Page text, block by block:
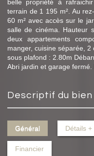
belle propriété à
terrain de 1 195 m². Au
60 m² avec accès sur le
salle de cinéma. Hauteur
deux appartements
manger, cuisine séparée,
sous plafond : 2.80m
Abri jardin et garage fermé.
descriptif du bien
Général Détails +
Financier